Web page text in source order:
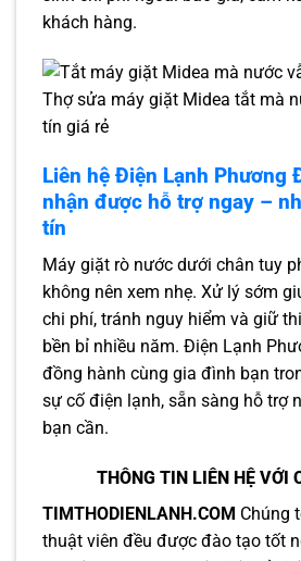
khách hàng.
Thợ sửa máy giặt Midea tắt mà
tín giá rẻ
Liên hệ Điện Lạnh Phương
nhận được hỗ trợ ngay –
tín
Máy giặt rò nước dưới chân tuy
không nên xem nhẹ. Xử lý sớm
chi phí, tránh nguy hiểm và giữ
bền bỉ nhiều năm. Điện Lạnh
đồng hành cùng gia đình bạn
sự cố điện lạnh, sẵn sàng hỗ trợ
bạn cần.
THÔNG TIN LIÊN HỆ VỚI
TIMTHODIENLANH.COM Chúng
thuật viên đều được đào tạo tốt